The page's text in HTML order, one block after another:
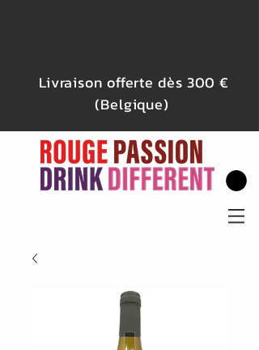
Livraison offerte dès 300 €
(Belgique)